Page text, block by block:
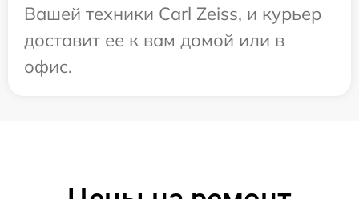
Вашей техники Carl Zeiss, и курьер
доставит ее к вам домой или в
офис.